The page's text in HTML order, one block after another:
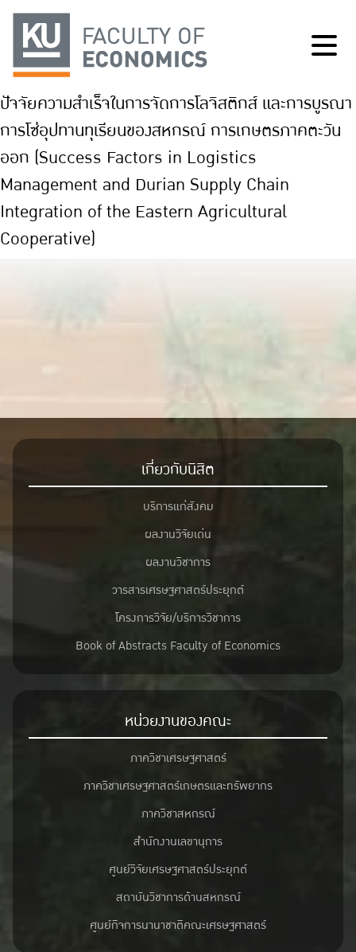
ปัจจัยความสำเร็จในการจัดการโลจิสติกส์ และการบูรณา
การโซ่อุปทานทุเรียนของสหกรณ์ การเกษตรภาคตะวัน
ออก (Success Factors in Logistics
Management and Durian Supply Chain
Integration of the Eastern Agricultural
Cooperative)
เกี่ยวกับนิสิต
บริการแก่สังคม
ผลงานวิจัยเด่น
ผลงานวิชาการ
วารสารเศรษฐศาสตร์ประยุกต์
โครงการวิจัย/บริการวิชาการ
Book of Abstracts Faculty of Economics
หน่วยงานของคณะ
ภาควิชาเศรษฐศาสตร์
ภาควิชาเศรษฐศาสตร์เกษตรและทรัพยากร
ภาควิชาสหกรณ์
สำนักงานเลขานุการ
ศูนย์วิจัยเศรษฐศาสตร์ประยุกต์
สถาบันวิชาการด้านสหกรณ์
ศูนย์กิจการนานาชาติคณะเศรษฐศาสตร์